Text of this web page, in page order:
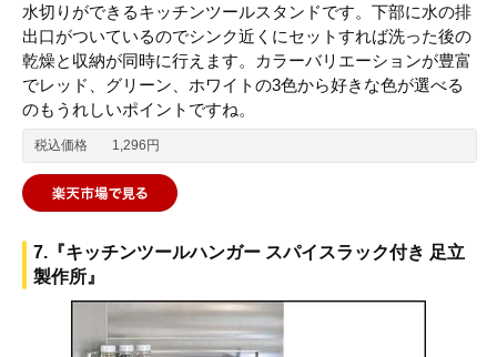
水切りができるキッチンツールスタンドです。下部に水の排
出口がついているのでシンク近くにセットすれば洗った後の
乾燥と収納が同時に行えます。カラーバリエーションが豊富
でレッド、グリーン、ホワイトの3色から好きな色が選べる
のもうれしいポイントですね。
税込価格 1,296円
7.『キッチンツールハンガー スパイスラック付き 足立
製作所』